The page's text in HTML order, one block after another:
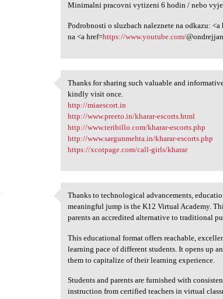
Minimalni pracovni vytizeni 6 hodin / nebo
Podrobnosti o sluzbach naleznete na odkazu: <a
na <a href=https://www.youtube.com/
Thanks for sharing such
Thanks for sharing such valuable and
kindly visit once.
http://miaescort.in
http://www.preeto.in/kharar-escorts.html
http://www.teribillo.com/kharar-escorts.php
http://www.sargunmehta.in/kharar-escorts.php
https://xcotpage.com/call-girls/kharar
Thanks to technological
Thanks to technological advancements,
meaningful jump is the K12 Virtual Academy.
parents an accredited alternative to traditional
This educational format offers reachable,
learning pace of different students. It opens up
them to capitalize of their learning experience.
Students and parents are furnished with
instruction from certified teachers in virtual